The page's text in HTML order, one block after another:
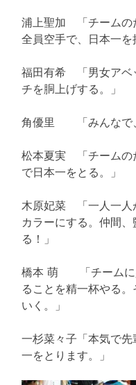
浦上聖加 「チームの
全員空手で、日本一を
福田有希 「男女アベ
チを胴上げする。」
角優里 「みんなで、
松本夏実 「チームの
で日本一をとる。」
木原妃菜 「一人一人
カラーにする。仲間
る！」
橋本 萌 「チームに
ることを精一杯やる
いく。」
一杉菜々子「本気で
一をとります。」